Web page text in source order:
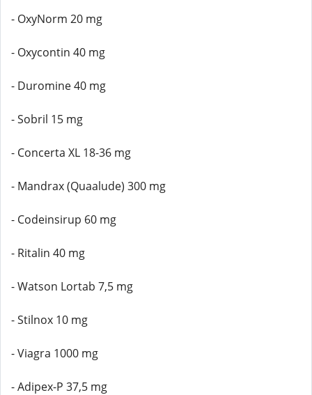
- OxyNorm 20 mg
- Oxycontin 40 mg
- Duromine 40 mg
- Sobril 15 mg
- Concerta XL 18-36 mg
- Mandrax (Quaalude) 300 mg
- Codeinsirup 60 mg
- Ritalin 40 mg
- Watson Lortab 7,5 mg
- Stilnox 10 mg
- Viagra 1000 mg
- Adipex-P 37,5 mg